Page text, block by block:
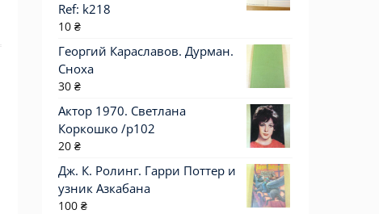
Ref: k218
10 ₴
Георгий Караславов. Дурман.
Сноха
30 ₴
Актор 1970. Светлана
Коркошко /p102
20 ₴
Дж. К. Ролинг. Гарри Поттер и
узник Азкабана
100 ₴